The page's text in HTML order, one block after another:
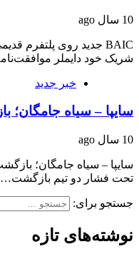
10 سال ago
شریک خود دایملر
خبر جدید
سایپا – سیاه جامگان؛
10 سال ago
سایپا – سیاه جامگان؛
تحت فشار دو تیم بازگشت…
جستجو برای:
نوشته‌های تازه